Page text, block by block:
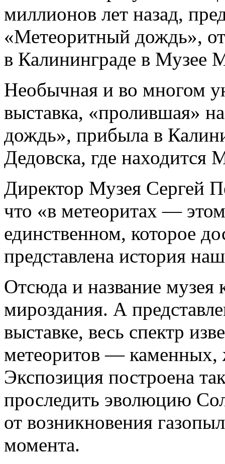
миллионов лет назад,
«Метеоритный дождь»,
в Калининграде в Музее
Необычная и во многом
выставка, «пролившая»
дождь», прибыла в
Дедовска, где находится
Директор Музея Сергей
что «в метеоритах —
единственном, которое
представлена история
Отсюда и название музея
мироздания. А
выставке, весь спектр
метеоритов — каменных,
Экспозиция построена
проследить эволюцию
от возникновения
момента.